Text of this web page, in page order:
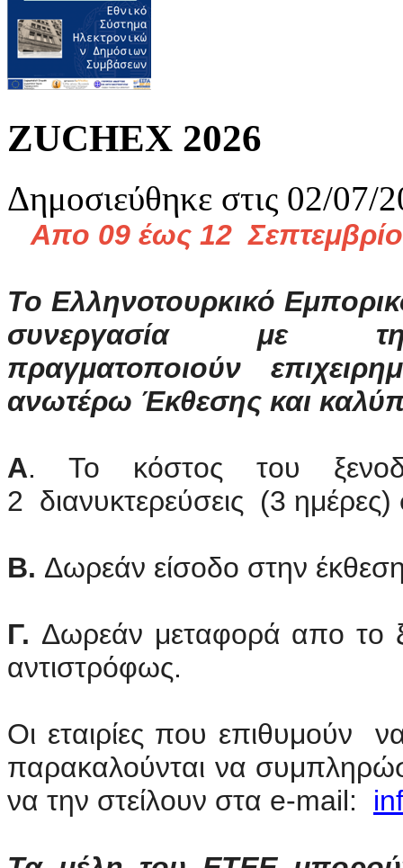
ZUCHEX 2026
Δημοσιεύθηκε στις 02/07/
Απο 09 έως 12
Το Ελληνοτουρκικό
συνεργασία με τη
πραγματοποιούν
ανωτέρω Έκθεσης και
Α. Το κόστος του
2 διανυκτερεύσεις (3
Β. Δωρεάν είσοδο στην
Γ. Δωρεάν μεταφορά απο το
αντιστρόφως.
Οι εταιρίες που επιθυμούν
παρακαλούνται να
να την στείλουν στα e-mail: